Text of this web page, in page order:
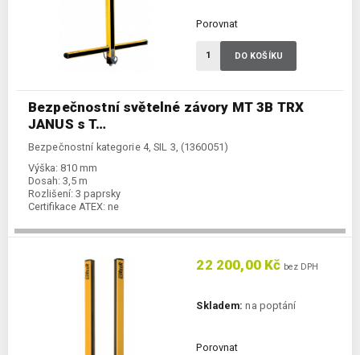
Bezpečnostní světelné závory MT 3B TRX
JANUS s T…
Bezpečnostní kategorie 4, SIL 3, (1360051)
Výška: 810 mm
Dosah: 3,5 m
Rozlišení: 3 paprsky
Certifikace ATEX: ne
Porovnat
DO KOŠÍKU
22 200,00 Kč bez DPH
Skladem: na poptání
Porovnat